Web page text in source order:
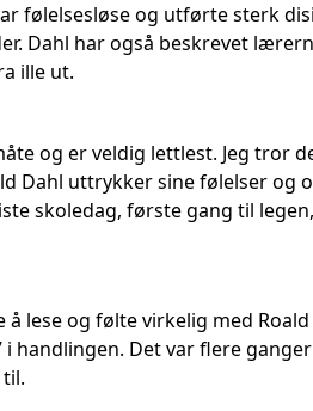
følelsesløse og utførte sterk
Dahl har også beskrevet
ille ut.
og er veldig lettlest. Jeg tror
Dahl uttrykker sine følelser og
skoledag, første gang til
å lese og følte virkelig med
handlingen. Det var flere